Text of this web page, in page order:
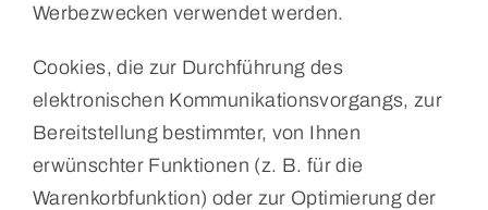
Werbezwecken verwendet werden.
Cookies, die zur Durchführung des
elektronischen Kommunikationsvorgangs, zur
Bereitstellung bestimmter, von Ihnen
erwünschter Funktionen (z. B. für die
Warenkorbfunktion) oder zur Optimierung der